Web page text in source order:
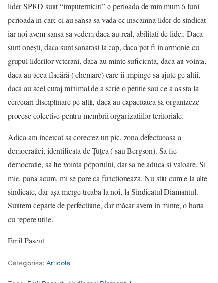
lider SPRD sunt “imputerniciti” o perioada de minimum 6 luni,
perioada in care ei au sansa sa vada ce inseamna lider de sindicat
iar noi avem sansa sa vedem daca au real, abilitati de lider. Daca
sunt onești, daca sunt sanatosi la cap, daca pot fi in armonie cu
grupul liderilor veterani, daca au minte suficienta, daca au vointa,
daca au acea flacără ( chemare) care ii impinge sa ajute pe altii,
daca au acel curaj minimal de a scrie o petitie sau de a asista la
cercetari disciplinare pe altii, daca au capacitatea sa organizeze
procese colective pentru membrii organizatiilor teritoriale.
Adica am incercat sa corectez un pic, zona defectuoasa a
democratiei, identificata de Țuțea ( sau Bergson). Sa fie
democratie, sa fie vointa poporului, dar sa ne aduca si valoare. Si
mie, pana acum, mi se pare ca functioneaza. Nu stiu cum e la alte
sindicate, dar așa merge treaba la noi, la Sindicatul Diamantul.
Suntem departe de perfectiune, dar măcar avem in minte, o harta
cu repere utile.
Emil Pascut
Categories: Articole